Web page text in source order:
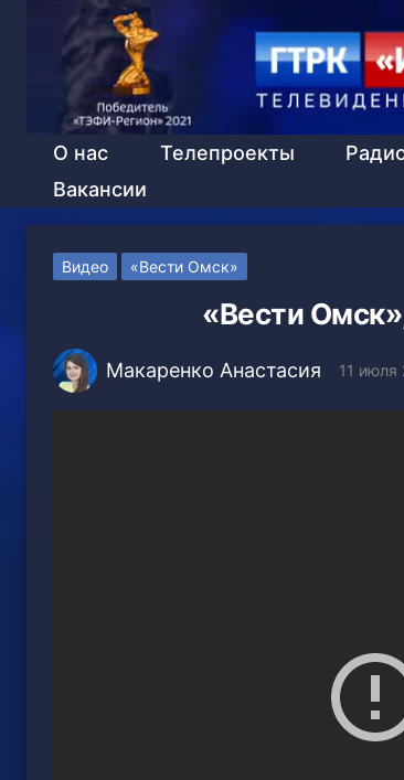
О нас Телепроекты
Вакансии
Видео «Вести Омск»
«Вести
Макаренко Анастасия 11 июля